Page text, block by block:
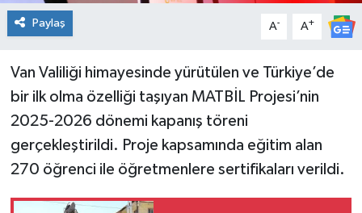
Paylaş A- A+
Van Valiliği himayesinde yürütülen ve Türkiye’de
bir ilk olma özelliği taşıyan MATBİL Projesi’nin
2025-2026 dönemi kapanış töreni
gerçekleştirildi. Proje kapsamında eğitim alan
270 öğrenci ile öğretmenlere sertifikaları verildi.